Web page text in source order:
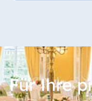
Für Ihre